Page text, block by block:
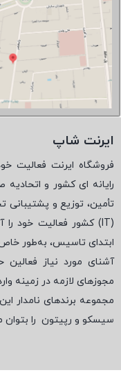
ایرنت شاپ
فروشگاه ایرنت فعالیت
رایانه ای کشور و
تأمین، توزیع و پشتیبانی
(
IT) کشور فعالیت خود را
ابتدای تاسیس، به‌طور خاص
آشنای مورد نیاز
مجوزهای لازمه در زمینه
مجموعه برندهای نامدار
سیسکو و رپیتون را